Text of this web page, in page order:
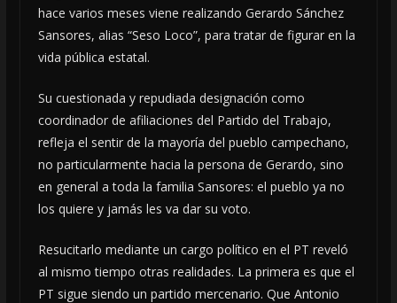
hace varios meses viene realizando Gerardo Sánchez
Sansores, alias “Seso Loco”, para tratar de figurar en la
vida pública estatal.
Su cuestionada y repudiada designación como
coordinador de afiliaciones del Partido del Trabajo,
refleja el sentir de la mayoría del pueblo campechano,
no particularmente hacia la persona de Gerardo, sino
en general a toda la familia Sansores: el pueblo ya no
los quiere y jamás les va dar su voto.
Resucitarlo mediante un cargo político en el PT reveló
al mismo tiempo otras realidades. La primera es que el
PT sigue siendo un partido mercenario. Que Antonio